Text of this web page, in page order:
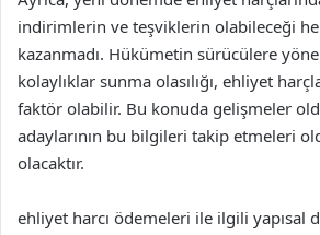
indirimlerin ve teşviklerin olabileceği
kazanmadı. Hükümetin sürücülere
kolaylıklar sunma olasılığı, ehliyet
faktör olabilir. Bu konuda gelişmeler
adaylarının bu bilgileri takip etmeleri
olacaktır.
ehliyet harcı ödemeleri ile ilgili yapısal